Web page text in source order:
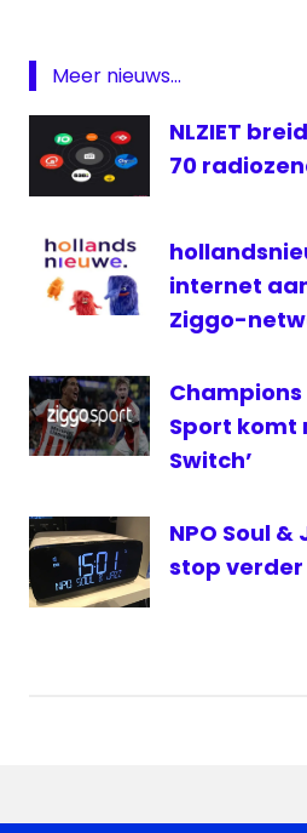
televisie
Meer nieuws...
NLZIET
70
internet
Ziggo-
Champions
Sport komt
Switch’
NPO Soul
stop verder